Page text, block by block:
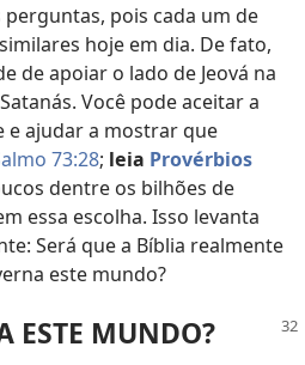
perguntas, pois cada um de
hoje em dia. De fato,
de apoiar o lado de Jeová na
Você pode aceitar a
e ajudar a mostrar que
73:28; leia Provérbios
dentre os bilhões de
essa escolha. Isso levanta
Será que a Bíblia realmente
este mundo?
ESTE MUNDO?